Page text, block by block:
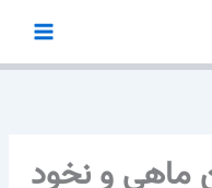
ماهی و نخود